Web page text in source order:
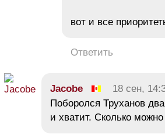
вот и все
Ответить
Jacobe 18 сен,
Поборолся Труханов
и хватит. Сколько можно